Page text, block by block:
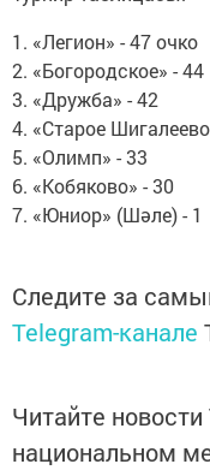
1. «Легион» - 47 очко
2. «Богородское» - 44
3. «Дружба» - 42
4. «Старое
5. «Олимп» - 33
6. «Кобяково» - 30
7. «Юниор» (Шәле) - 1
Следите за
Telegram-канале
Читайте
национальном